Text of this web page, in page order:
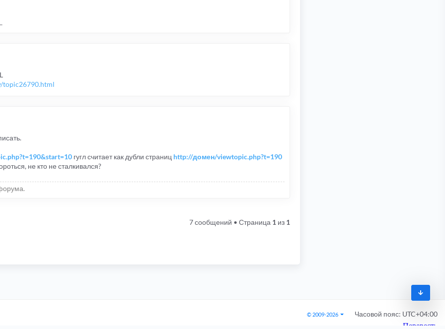
topic26790.html
гугл считает как дубли страниц http://домен/viewtopic.php?t=190
не кто не сталкивался?
7 сообщений • Страница 1 из 1
© 2009-2026 Часовой пояс: UTC+04:00